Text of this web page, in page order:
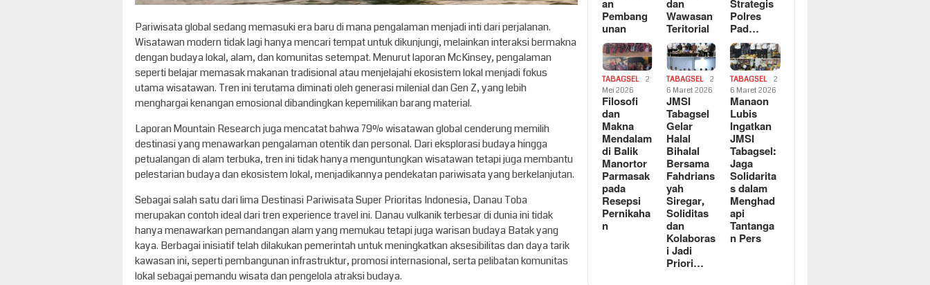
Pariwisata global sedang memasuki era baru di mana pengalaman menjadi inti dari perjalanan.
Wisatawan modern tidak lagi hanya mencari tempat untuk dikunjungi, melainkan interaksi bermakna
dengan budaya lokal, alam, dan komunitas setempat. Menurut laporan McKinsey, pengalaman
seperti belajar memasak makanan tradisional atau menjelajahi ekosistem lokal menjadi fokus
utama wisatawan. Tren ini terutama diminati oleh generasi milenial dan Gen Z, yang lebih
menghargai kenangan emosional dibandingkan kepemilikan barang material.
Laporan Mountain Research juga mencatat bahwa 79% wisatawan global cenderung memilih
destinasi yang menawarkan pengalaman otentik dan personal. Dari eksplorasi budaya hingga
petualangan di alam terbuka, tren ini tidak hanya menguntungkan wisatawan tetapi juga membantu
pelestarian budaya dan ekosistem lokal, menjadikannya pendekatan pariwisata yang berkelanjutan.
Sebagai salah satu dari lima Destinasi Pariwisata Super Prioritas Indonesia, Danau Toba
merupakan contoh ideal dari tren experience travel ini. Danau vulkanik terbesar di dunia ini tidak
hanya menawarkan pemandangan alam yang memukau tetapi juga warisan budaya Batak yang
kaya. Berbagai inisiatif telah dilakukan pemerintah untuk meningkatkan aksesibilitas dan daya tarik
kawasan ini, seperti pembangunan infrastruktur, promosi internasional, serta pelibatan komunitas
lokal sebagai pemandu wisata dan pengelola atraksi budaya.
an
Pembang
unan
dan
Wawasan
Teritorial
Strategis
Polres
Pad…
TABAGSEL
2
Mei 2026
Filosofi
dan
Makna
Mendalam
di Balik
Manortor
Parmasak
pada
Resepsi
Pernikaha
n
TABAGSEL
2
6 Maret 2026
JMSI
Tabagsel
Gelar
Halal
Bihalal
Bersama
Fahdrians
yah
Siregar,
Soliditas
dan
Kolaboras
i Jadi
Priori…
TABAGSEL
2
6 Maret 2026
Manaon
Lubis
Ingatkan
JMSI
Tabagsel:
Jaga
Solidarita
s dalam
Menghad
api
Tantanga
n Pers